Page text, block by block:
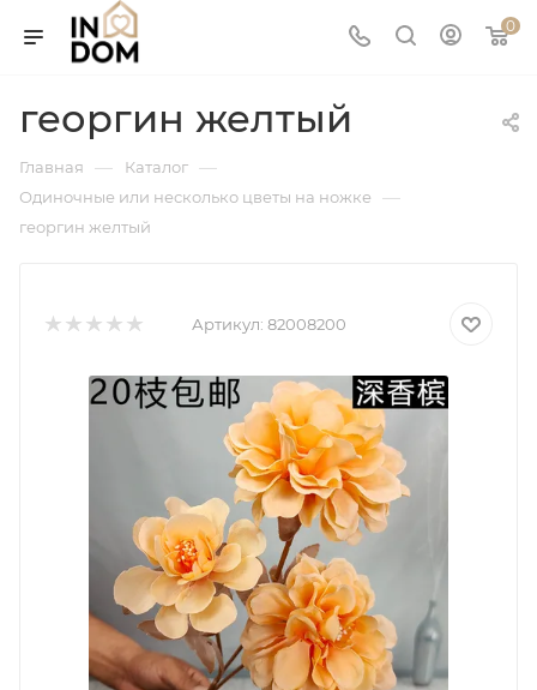
0
георгин желтый
Главная — Каталог —
Одиночные или несколько цветы на ножке —
георгин желтый
Артикул: 82008200